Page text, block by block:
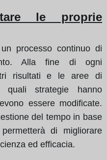
le proprie
processo continuo di
Alla fine di ogni
risultati e le aree di
quali strategie hanno
essere modificate.
del tempo in base
di migliorare
ed efficacia.